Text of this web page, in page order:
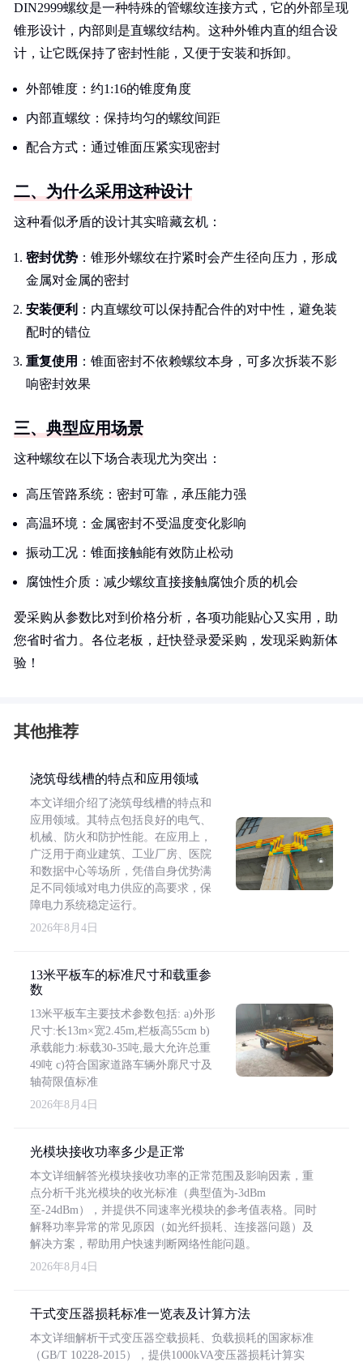
DIN2999螺纹是一种特殊的管螺纹连接方式，它的外部呈现
锥形设计，内部则是直螺纹结构。这种外锥内直的组合设
计，让它既保持了密封性能，又便于安装和拆卸。
外部锥度：约1:16的锥度角度
内部直螺纹：保持均匀的螺纹间距
配合方式：通过锥面压紧实现密封
二、为什么采用这种设计
这种看似矛盾的设计其实暗藏玄机：
密封优势 ：锥形外螺纹在拧紧时会产生径向压力，形成
金属对金属的密封
安装便利 ：内直螺纹可以保持配合件的对中性，避免装
配时的错位
重复使用 ：锥面密封不依赖螺纹本身，可多次拆装不影
响密封效果
三、典型应用场景
这种螺纹在以下场合表现尤为突出：
高压管路系统：密封可靠，承压能力强
高温环境：金属密封不受温度变化影响
振动工况：锥面接触能有效防止松动
腐蚀性介质：减少螺纹直接接触腐蚀介质的机会
爱采购从参数比对到价格分析，各项功能贴心又实用，助
您省时省力。各位老板，赶快登录爱采购，发现采购新体
验！
其他推荐
浇筑母线槽的特点和应用领域
本文详细介绍了浇筑母线槽的特点和
应用领域。其特点包括良好的电气、
机械、防火和防护性能。在应用上，
广泛用于商业建筑、工业厂房、医院
和数据中心等场所，凭借自身优势满
足不同领域对电力供应的高要求，保
障电力系统稳定运行。
2026年8月4日
13米平板车的标准尺寸和载重参
数
13米平板车主要技术参数包括: a)外形
尺寸:长13m×宽2.45m,栏板高55cm b)
承载能力:标载30-35吨,最大允许总重
49吨 c)符合国家道路车辆外廓尺寸及
轴荷限值标准
2026年8月4日
光模块接收功率多少是正常
本文详细解答光模块接收功率的正常范围及影响因素，重
点分析千兆光模块的收光标准（典型值为-3dBm
至-24dBm），并提供不同速率光模块的参考值表格。同时
解释功率异常的常见原因（如光纤损耗、连接器问题）及
解决方案，帮助用户快速判断网络性能问题。
2026年8月4日
干式变压器损耗标准一览表及计算方法
本文详细解析干式变压器空载损耗、负载损耗的国家标准
（GB/T 10228-2015），提供1000kVA变压器损耗计算实